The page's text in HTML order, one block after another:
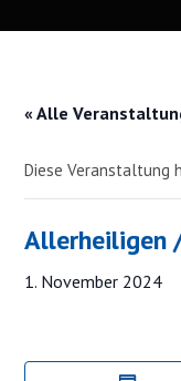
« Alle
Diese Veranstaltung
Allerheiligen
1. November 2024